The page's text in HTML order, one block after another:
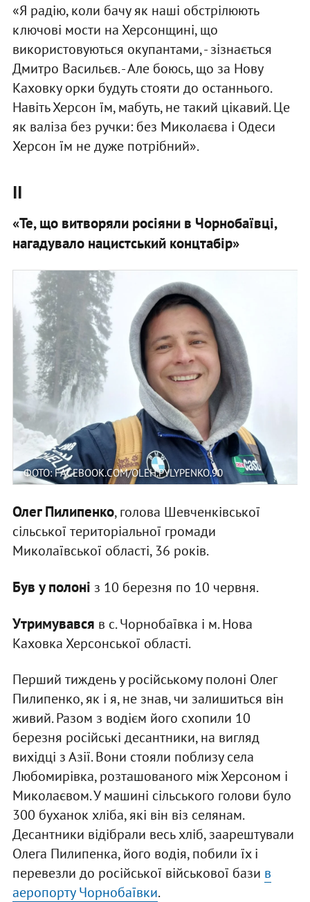
«Я радію, коли бачу як наші обстрілюють
ключові мости на Херсонщині, що
використовуються окупантами, - зізнається
Дмитро Васильєв. - Але боюсь, що за Нову
Каховку орки будуть стояти до останнього.
Навіть Херсон їм, мабуть, не такий цікавий. Це
як валіза без ручки: без Миколаєва і Одеси
Херсон їм не дуже потрібний».
ІІ
«Те, що витворяли росіяни в Чорнобаївці,
нагадувало нацистський концтабір»
ФОТО: FACEBOOK.COM/OLEH.PYLYPENKO.90
Олег Пилипенко, голова Шевченківської
сільської територіальної громади
Миколаївської області, 36 років.
Був у полоні з 10 березня по 10 червня.
Утримувався в с. Чорнобаївка і м. Нова
Каховка Херсонської області.
Перший тиждень у російському полоні Олег
Пилипенко, як і я, не знав, чи залишиться він
живий. Разом з водієм його схопили 10
березня російські десантники, на вигляд
вихідці з Азії. Вони стояли поблизу села
Любомирівка, розташованого між Херсоном і
Миколаєвом. У машині сільського голови було
300 буханок хліба, які він віз селянам.
Десантники відібрали весь хліб, заарештували
Олега Пилипенка, його водія, побили їх і
перевезли до російської військової бази в
аеропорту Чорнобаївки.